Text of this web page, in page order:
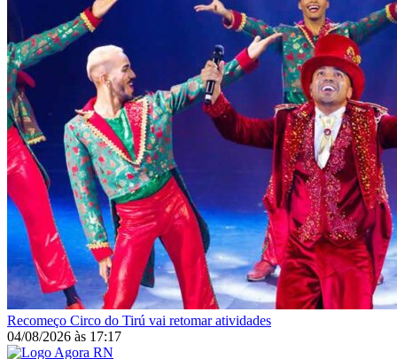
Recomeço Circo do Tirú vai retomar atividades
04/08/2026 às 17:17